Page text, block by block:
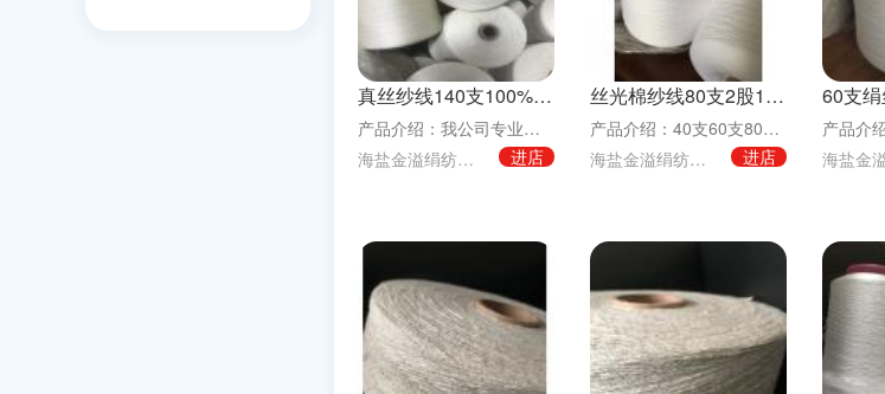
真丝纱线140支100%桑蚕丝
产品介绍：我公司专业生产各种规格的真丝，桑蚕丝，绢丝、色纱、绢类混纺纱线。绢丝结构紧密，条
海盐金溢绢纺有限责任公司
进店
丝光棉纱线80支2股100%长绒棉
产品介绍：40支60支80支100支120支丝光烧毛纱线 丝光棉色纱现货 针织服装螺纹衣领
海盐金溢绢纺有限责任公司
进店